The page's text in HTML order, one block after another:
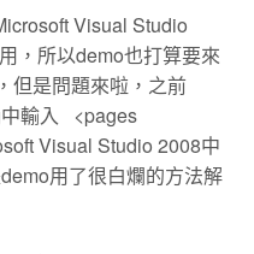
Visual Studio
，所以demo也打算要來
但是問題來啦，之前
輸入 <pages
Visual Studio 2008中
用了很白爛的方法解